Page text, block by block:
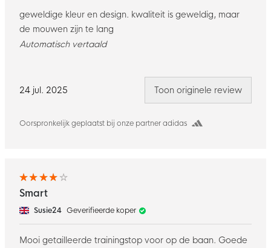
24 jul. 2025
Oorspronkelijk geplaatst bij onze partner adidas
geweldige kleur en design. kwaliteit is geweldig, maar
de mouwen zijn te lang
Automatisch vertaald
Toon originele review
Smart
Susie24 Geverifieerde koper
Mooi getailleerde trainingstop voor op de baan. Goede